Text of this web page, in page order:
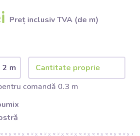
Preț inclusiv TVA (de m)
2 m
comandă 0.3 m